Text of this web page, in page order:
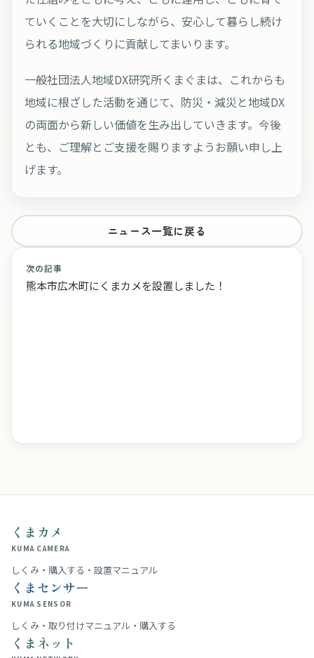
ていくことを大切にしながら、安心して暮らし続け
られる地域づくりに貢献してまいります。
一般社団法人地域DX研究所くまぐまは、これからも
地域に根ざした活動を通じて、防災・減災と地域DX
の両面から新しい価値を生み出していきます。今後
とも、ご理解とご支援を賜りますようお願い申し上
げます。
ニュース一覧に戻る
次の記事
熊本市広木町にくまカメを設置しました！
くまカメ
KUMA CAMERA
しくみ・購入する・設置マニュアル
くまセンサー
KUMA SENSOR
しくみ・取り付けマニュアル・購入する
くまネット